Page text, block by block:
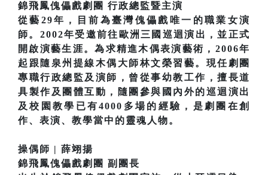
錦飛鳳傀儡戲劇團 行政總監暨主演
從藝29年，目前為臺灣傀儡戲唯一的職業女演
師。2002年受邀前往歐洲三國巡迴演出，並正式
開啟演藝生涯。為求精進木偶表演藝術，2006年
起跟隨泉州提線木偶大師林文榮習藝。現任劇團
專職行政總監及演師，曾從事幼教工作，擅長道
具製作及團體互動，隨團參與國內外的巡迴演出
及校園教學已有4000多場的經驗，是劇團在創
作、表演、教學當中的靈魂人物。
操偶師 | 薛翊揚
錦飛鳳傀儡戲劇團 副團長